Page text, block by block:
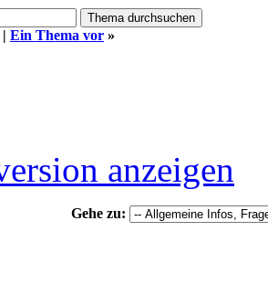
| Ein Thema vor »
anzeigen
Gehe zu: